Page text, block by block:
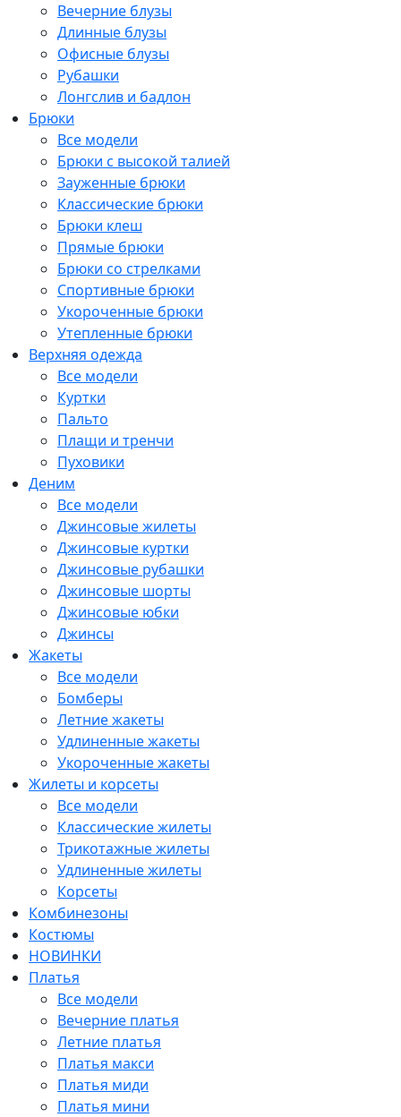
Вечерние блузы
Длинные блузы
Офисные блузы
Рубашки
Лонгслив и бадлон
Брюки
Все модели
Брюки с высокой талией
Зауженные брюки
Классические брюки
Брюки клеш
Прямые брюки
Брюки со стрелками
Спортивные брюки
Укороченные брюки
Утепленные брюки
Верхняя одежда
Все модели
Куртки
Пальто
Плащи и тренчи
Пуховики
Деним
Все модели
Джинсовые жилеты
Джинсовые куртки
Джинсовые рубашки
Джинсовые шорты
Джинсовые юбки
Джинсы
Жакеты
Все модели
Бомберы
Летние жакеты
Удлиненные жакеты
Укороченные жакеты
Жилеты и корсеты
Все модели
Классические жилеты
Трикотажные жилеты
Удлиненные жилеты
Корсеты
Комбинезоны
Костюмы
НОВИНКИ
Платья
Все модели
Вечерние платья
Летние платья
Платья макси
Платья миди
Платья мини